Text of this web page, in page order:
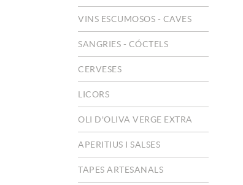
VINS ESCUMOSOS - CAVES
SANGRIES - CÓCTELS
CERVESES
LICORS
OLI D'OLIVA VERGE EXTRA
APERITIUS I SALSES
TAPES ARTESANALS